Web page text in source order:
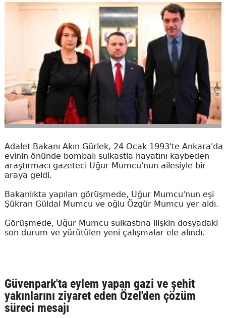
Adalet Bakanı Akın Gürlek, 24 Ocak 1993'te Ankara'da
evinin önünde bombalı suikastla hayatını kaybeden
araştırmacı gazeteci Uğur Mumcu'nun ailesiyle bir
araya geldi.
Bakanlıkta yapılan görüşmede, Uğur Mumcu'nun eşi
Şükran Güldal Mumcu ve oğlu Özgür Mumcu yer aldı.
Görüşmede, Uğur Mumcu suikastına ilişkin dosyadaki
son durum ve yürütülen yeni çalışmalar ele alındı.
Güvenpark'ta eylem yapan gazi ve şehit
yakınlarını ziyaret eden Özel'den çözüm
süreci mesajı